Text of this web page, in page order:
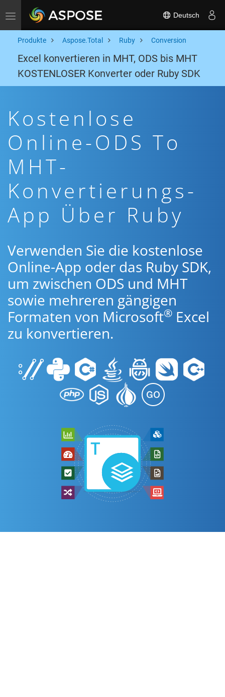
Toggle navigation Deutsch
Produkte Aspose.Total Ruby Conversion
Excel konvertieren in MHT, ODS bis MHT
KOSTENLOSER Konverter oder Ruby SDK
Kostenlose
Online-ODS To
MHT-
Konvertierungs-
App Über Ruby
Verwenden Sie die kostenlose
Online-App oder das Ruby SDK,
um zwischen ODS und MHT
sowie mehreren gängigen
Formaten von Microsoft® Excel
zu konvertieren.